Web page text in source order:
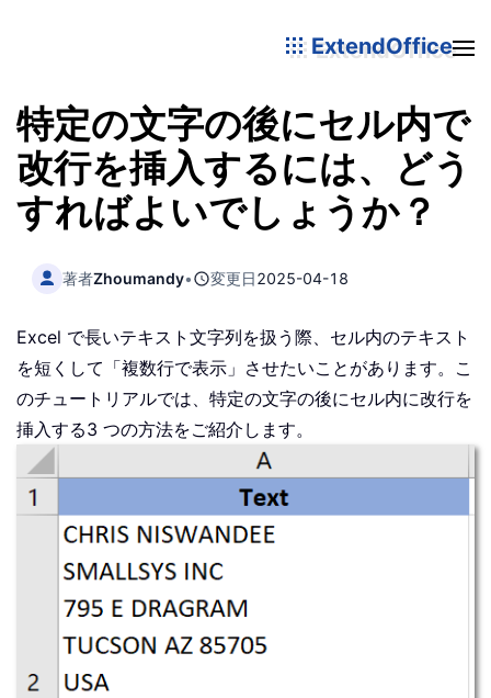
ExtendOffice
特定の文字の後にセル内で
改行を挿入するには、どう
すればよいでしょうか？
著者Zhoumandy• 変更日2025-04-18
Excel で長いテキスト文字列を扱う際、セル内のテキスト
を短くして「複数行で表示」させたいことがあります。こ
のチュートリアルでは、特定の文字の後にセル内に改行を
挿入する3 つの方法をご紹介します。